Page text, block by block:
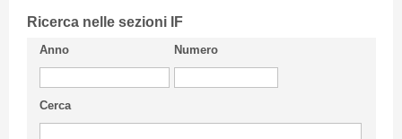
CIFI in breve
Linee Guida
Privacy Policy
Ricerca nelle sezioni IF
Anno Numero
Cerca